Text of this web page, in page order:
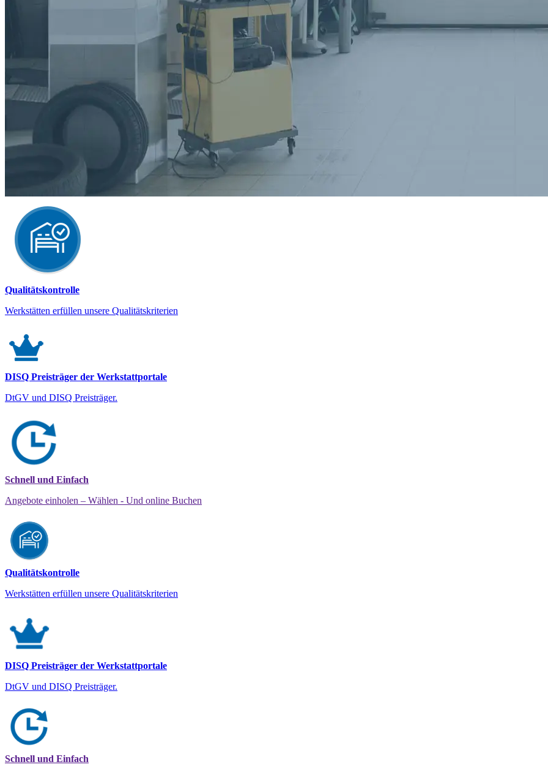
Qualitätskontrolle
Werkstätten erfüllen unsere Qualitätskriterien
DISQ Preisträger der Werkstattportale
DtGV und DISQ Preisträger.
Schnell und Einfach
Angebote einholen – Wählen - Und online Buchen
Qualitätskontrolle
Werkstätten erfüllen unsere Qualitätskriterien
DISQ Preisträger der Werkstattportale
DtGV und DISQ Preisträger.
Schnell und Einfach